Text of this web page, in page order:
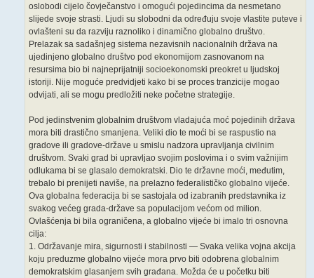
oslobodi cijelo čovječanstvo i omogući pojedincima da nesmetano
slijede svoje strasti. Ljudi su slobodni da određuju svoje vlastite puteve i
ovlašteni su da razviju raznoliko i dinamično globalno društvo.
Prelazak sa sadašnjeg sistema nezavisnih nacionalnih država na
ujedinjeno globalno društvo pod ekonomijom zasnovanom na
resursima bio bi najneprijatniji socioekonomski preokret u ljudskoj
istoriji. Nije moguće predvidjeti kako bi se proces tranzicije mogao
odvijati, ali se mogu predložiti neke početne strategije.
Pod jedinstvenim globalnim društvom vladajuća moć pojedinih država
mora biti drastično smanjena. Veliki dio te moći bi se raspustio na
gradove ili gradove-države u smislu nadzora upravljanja civilnim
društvom. Svaki grad bi upravljao svojim poslovima i o svim važnijim
odlukama bi se glasalo demokratski. Dio te državne moći, međutim,
trebalo bi prenijeti naviše, na prelazno federalističko globalno vijeće.
Ova globalna federacija bi se sastojala od izabranih predstavnika iz
svakog većeg grada-države sa populacijom većom od milion.
Ovlašćenja bi bila ograničena, a globalno vijeće bi imalo tri osnovna
cilja:
1. Održavanje mira, sigurnosti i stabilnosti — Svaka velika vojna akcija
koju preduzme globalno vijeće mora prvo biti odobrena globalnim
demokratskim glasanjem svih građana. Možda će u početku biti